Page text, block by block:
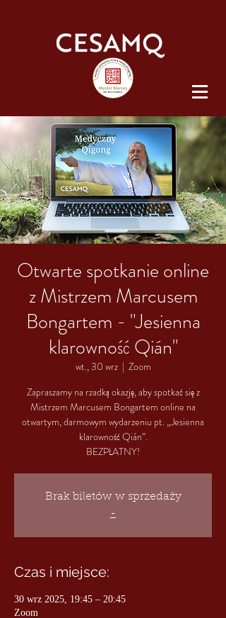
Otwarte spotkanie online
z Mistrzem Marcusem
Bongartem - "Jesienna
klarowność Qián"
wt., 30 wrz
  |
Zoom
Zapraszamy na rzadką okazję, aby spotkać się z
Mistrzem Marcusem Bongartem online na
otwartym, darmowym wydarzeniu pt. „Jesienna
klarowność Qián”.
BEZPŁATNY!
Brak biletów w sprzedaży
-
Czas i miejsce:
30 wrz 2025, 19:45 – 20:45
Zoom